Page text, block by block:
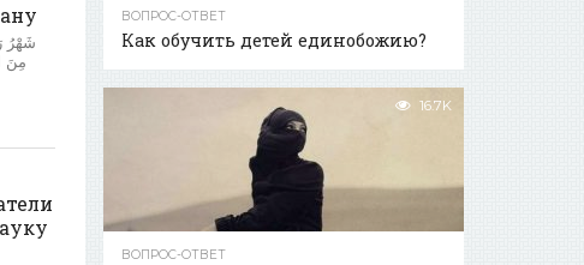
شَهْرُ
مِنَ
ВОПРОС-ОТВЕТ
Как обучить детей единобожию?
16.7K
ВОПРОС-ОТВЕТ